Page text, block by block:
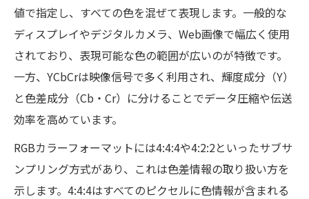
印刷物で意識すべきカラー管理のコツ
媒体ごとのカラーフォーマット選びのポイ
ント
値で指定し、すべての色を混ぜて表現します。一般的な
ディスプレイやデジタルカメラ、Web画像で幅広く使用
されており、表現可能な色の範囲が広いのが特徴です。
一方、YCbCrは映像信号で多く利用され、輝度成分（Y）
と色差成分（Cb・Cr）に分けることでデータ圧縮や伝送
効率を高めています。
RGBカラーフォーマットには4:4:4や4:2:2といったサブサ
ンプリング方式があり、これは色差情報の取り扱い方を
示します。4:4:4はすべてのピクセルに色情報が含まれる